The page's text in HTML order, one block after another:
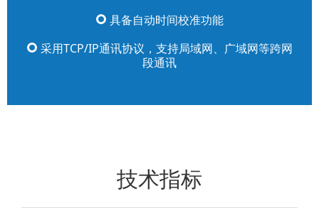
具备自动时间校准功能
采用TCP/IP通讯协议，支持局域网、广域网等跨网
段通讯
技术指标